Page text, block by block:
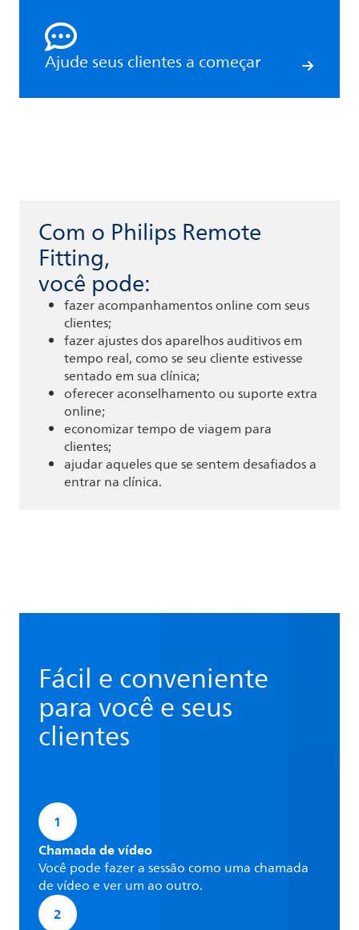
Ajude seus clientes a começar
Com o Philips Remote
Fitting,
você pode:
fazer acompanhamentos online com seus
clientes;
fazer ajustes dos aparelhos auditivos em
tempo real, como se seu cliente estivesse
sentado em sua clínica;
oferecer aconselhamento ou suporte extra
online;
economizar tempo de viagem para
clientes;
ajudar aqueles que se sentem desafiados a
entrar na clínica.
Fácil e conveniente
para você e seus
clientes
1
Chamada de vídeo
Você pode fazer a sessão como uma chamada
de vídeo e ver um ao outro.
2